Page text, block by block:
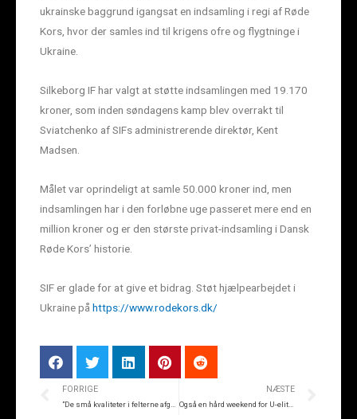
ukrainske baggrund igangsat en indsamling i regi af Røde
Kors, hvor der samles ind til krigens ofre og flygtninge i
Ukraine.
Silkeborg IF har valgt at støtte indsamlingen med 19.170
kroner, som inden søndagens kamp blev overrakt til
Sviatchenko af SIFs administrerende direktør, Kent
Madsen.
Målet var oprindeligt at samle 50.000 kroner ind, men
indsamlingen har i den forløbne uge passeret mere end en
million kroner og er den største privat-indsamling i Dansk
Røde Kors’ historie.
SIF er glade for at give et bidrag. Støt hjælpearbejdet i
Ukraine på https://www.rodekors.dk/
FORRIGE
”De små kvaliteter i felterne afgør kampene”
NÆSTE
Også en hård weekend for U-eliten